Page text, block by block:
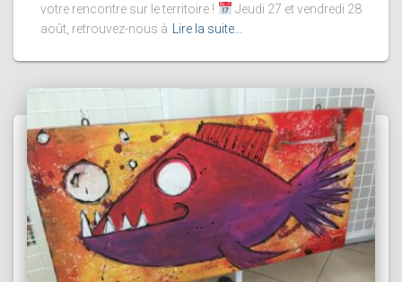
votre rencontre sur le territoire !
Jeudi 27 et vendredi 28
août, retrouvez-nous à
Lire la suite…